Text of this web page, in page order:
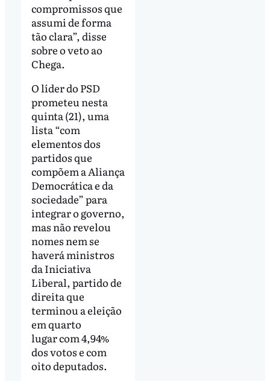
compromissos que
assumi de forma
tão clara”, disse
sobre o veto ao
Chega.
O líder do PSD
prometeu nesta
quinta (21), uma
lista “com
elementos dos
partidos que
compõem a Aliança
Democrática e da
sociedade” para
integrar o governo,
mas não revelou
nomes nem se
haverá ministros
da Iniciativa
Liberal, partido de
direita que
terminou a eleição
em quarto
lugar com 4,94%
dos votos e com
oito deputados.